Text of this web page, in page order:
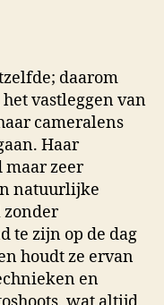
daarom
vastleggen van
cameralens
Haar
maar zeer
natuurlijke
te zijn op de dag
houdt ze ervan
en